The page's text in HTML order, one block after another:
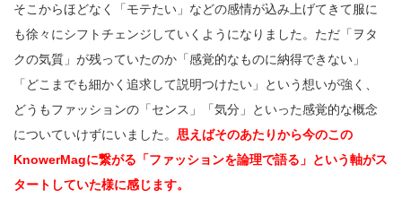
そこからほどなく「モテたい」などの感情が込み上げてきて服に
も徐々にシフトチェンジしていくようになりました。ただ「ヲタ
クの気質」が残っていたのか「感覚的なものに納得できない」
「どこまでも細かく追求して説明つけたい」という想いが強く、
どうもファッションの「センス」「気分」といった感覚的な概念
についていけずにいました。 思えばそのあたりから今のこの
KnowerMagに繋がる「ファッションを論理で語る」という軸がス
タートしていた様に感じます。